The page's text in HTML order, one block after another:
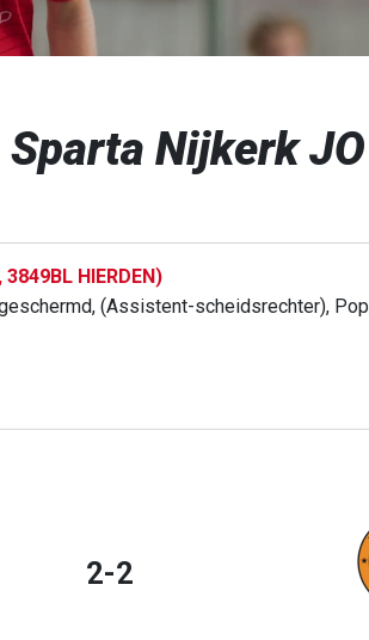
Nijkerk
HIERDEN)
(Assistent-scheidsrechter),
2-2